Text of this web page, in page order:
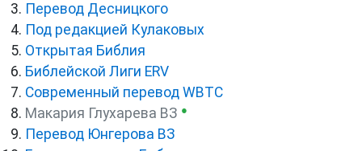
Перевод Десницкого
Под редакцией Кулаковых
Открытая Библия
Библейской Лиги ERV
Cовременный перевод WBTC
Макария Глухарева ВЗ ●
Перевод Юнгерова ВЗ